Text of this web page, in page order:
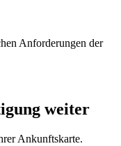
Anforderungen der
weiter
Ankunftskarte.